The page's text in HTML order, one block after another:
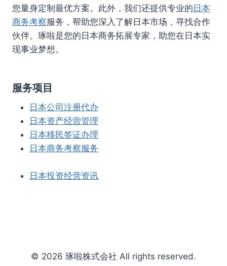
您量身定制最优方案。此外，我们还提供专业的日本
商务考察服务，帮助您深入了解日本市场，寻找合作
伙伴。琢啦是您的日本商务拓展专家，助您在日本实
现事业梦想。
服务项目
日本公司注册代办
日本资产经营管理
日本移民签证办理
日本商务考察服务
日本投资经营资讯
© 2026 琢啦株式会社 All rights reserved.